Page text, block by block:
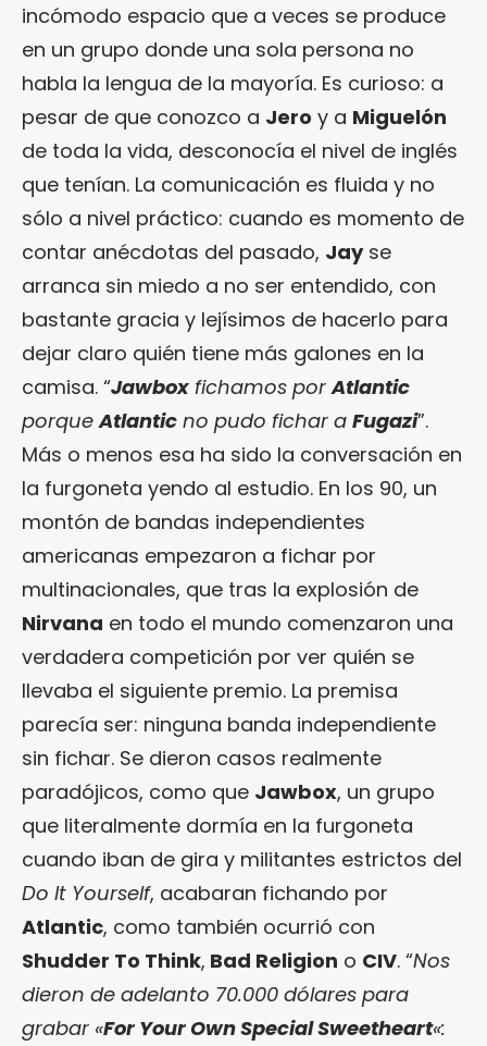
incómodo espacio que a veces se produce
en un grupo donde una sola persona no
habla la lengua de la mayoría. Es curioso: a
pesar de que conozco a Jero y a Miguelón
de toda la vida, desconocía el nivel de inglés
que tenían. La comunicación es fluida y no
sólo a nivel práctico: cuando es momento de
contar anécdotas del pasado, Jayse
arranca sin miedo a no ser entendido, con
bastante gracia y lejísimos de hacerlo para
dejar claro quién tiene más galones en la
camisa. “Jawbox fichamos porAtlantic
porqueAtlantic no pudo fichar a Fugazi”.
Más o menos esa ha sido la conversación en
la furgoneta yendo al estudio. En los 90, un
montón de bandas independientes
americanas empezaron a fichar por
multinacionales, que tras la explosión de
Nirvana en todo el mundo comenzaron una
verdadera competición por ver quién se
llevaba el siguiente premio. La premisa
parecía ser: ninguna banda independiente
sin fichar. Se dieron casos realmente
paradójicos, como que Jawbox, un grupo
que literalmente dormía en la furgoneta
cuando iban de gira y militantes estrictos del
Do It Yourself, acabaran fichando por
Atlantic, como también ocurrió con
Shudder To Think, Bad Religion o CIV. “Nos
dieron de adelanto 70.000 dólares para
grabar «For Your Own Special Sweetheart«: